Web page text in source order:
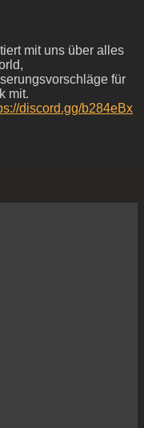
mit uns über alles
für
mit.
discord.gg/b284eBx